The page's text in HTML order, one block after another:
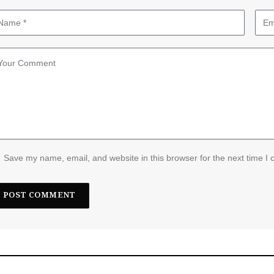
Save my name, email, and website in this browser for the next time I